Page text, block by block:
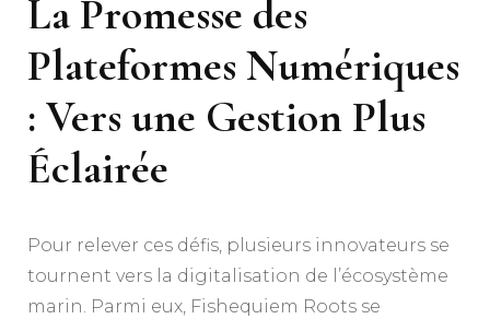
La Promesse des
Plateformes Numériques
: Vers une Gestion Plus
Éclairée
Pour relever ces défis, plusieurs innovateurs se
tournent vers la digitalisation de l’écosystème
marin. Parmi eux, Fishequiem Roots se